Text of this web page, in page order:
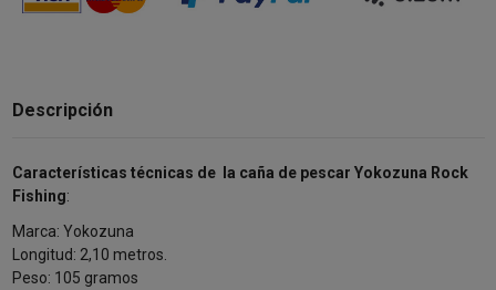
Descripción
Características técnicas de la caña de pescar Yokozuna Rock
Fishing:
Marca: Yokozuna
Longitud: 2,10 metros.
Peso: 105 gramos